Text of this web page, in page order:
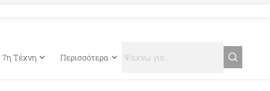
7η Τέχνη Περισσότερα